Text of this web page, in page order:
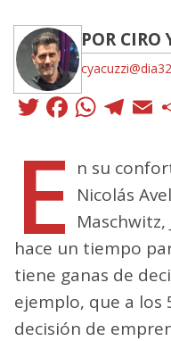
POR CIRO
Twitter
E n su
Nicolás
Maschwitz,
hace un tiempo
tiene ganas de
ejemplo, que a los
decisión de